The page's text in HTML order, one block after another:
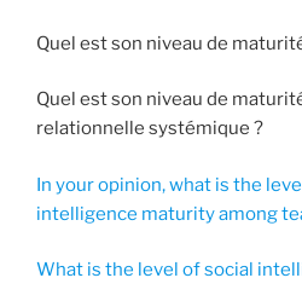
Quel est son niveau de
Quel est son niveau de
relationnelle systémique ?
In your opinion, what is the
intelligence maturity among
What is the level of social